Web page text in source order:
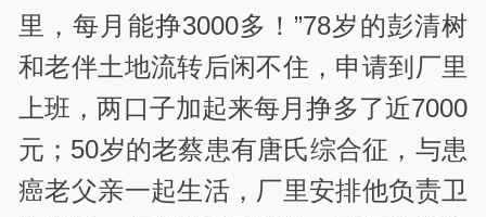
里，每月能挣3000多！”78岁的彭清树
和老伴土地流转后闲不住，申请到厂里
上班，两口子加起来每月挣多了近7000
元；50岁的老蔡患有唐氏综合征，与患
癌老父亲一起生活，厂里安排他负责卫